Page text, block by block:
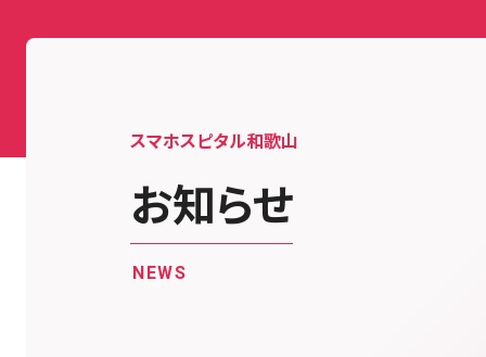
スマホスピタル和歌山
お知らせ
NEWS